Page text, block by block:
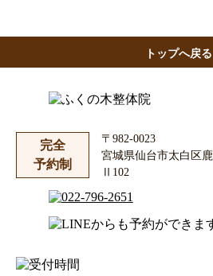
トップへ戻る
完全
予約制
〒982-0023
宮城県仙台市太白区
Ⅱ102